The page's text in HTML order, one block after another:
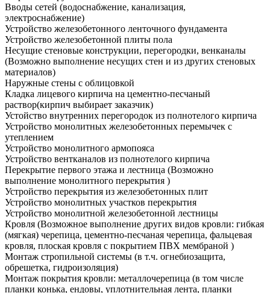
Вводы сетей (водоснабжение, канализация,
электроснабжение)
Устройство железобетонного ленточного фундамента
Устройство железобетонной плиты пола
Несущие стеновые конструкции, перегородки, венканалы
(Возможно выполнение несущих стен и из других стеновых
материалов)
Наружные стены с облицовкой
Кладка лицевого кирпича на цементно-песчаный
раствор(кирпич выбирает заказчик)
Устойство внутренних перегородок из полнотелого кирпича
Устройство монолитных железобетонных перемычек с
утеплением
Устройство монолитного армопояса
Устройство вентканалов из полнотелого кирпича
Перекрытие первого этажа и лестница (Возможно
выполнение монолитного перекрытия )
Устройство перекрытия из железобетонных плит
Устройство монолитных участков перекрытия
Устройство монолитной железобетонной лестницы
Кровля (Возможное выполнение других видов кровли: гибкая
(мягкая) черепица, цементно-песчаная черепица, фальцевая
кровля, плоская кровля с покрытием ПВХ мембраной )
Монтаж стропильной системы (в т.ч. огнебиозащита,
обрешетка, гидроизоляция)
Монтаж покрытия кровли: металлочерепица (в том числе
планки конька, ендовы, уплотнительная лента, планки